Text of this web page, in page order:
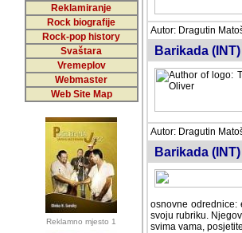
Reklamiranje
Rock biografije
Rock-pop history
Svaštara
Vremeplov
Webmaster
Web Site Map
Reklamno mjesto 1
Autor: Dragutin
Barikada
Autor: Dragutin
Barikada
odrednice: ex YU
Njegovi prilozi su
posjetiteljima ovog